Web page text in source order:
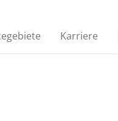
Karriere